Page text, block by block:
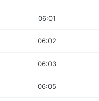
06:01
06:02
06:03
06:05